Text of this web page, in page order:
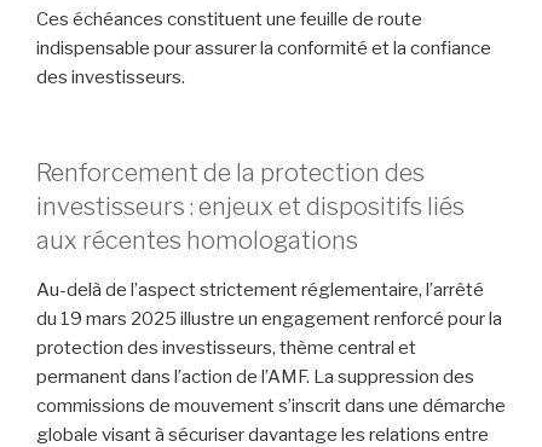
Ces échéances constituent une feuille de route
indispensable pour assurer la conformité et la confiance
des investisseurs.
Renforcement de la protection des
investisseurs : enjeux et dispositifs liés
aux récentes homologations
Au-delà de l’aspect strictement réglementaire, l’arrêté
du 19 mars 2025 illustre un engagement renforcé pour la
protection des investisseurs, thème central et
permanent dans l’action de l’AMF. La suppression des
commissions de mouvement s’inscrit dans une démarche
globale visant à sécuriser davantage les relations entre